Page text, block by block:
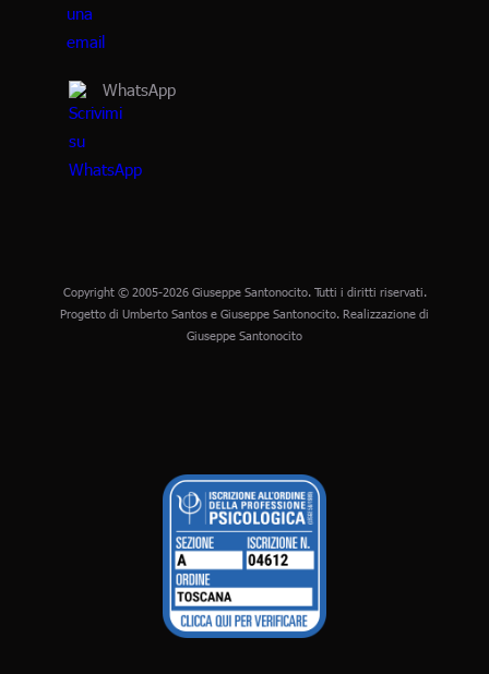
WhatsApp
Copyright © 2005-2026 Giuseppe Santonocito. Tutti i diritti riservati.
Progetto di Umberto Santos e Giuseppe Santonocito. Realizzazione di
Giuseppe Santonocito